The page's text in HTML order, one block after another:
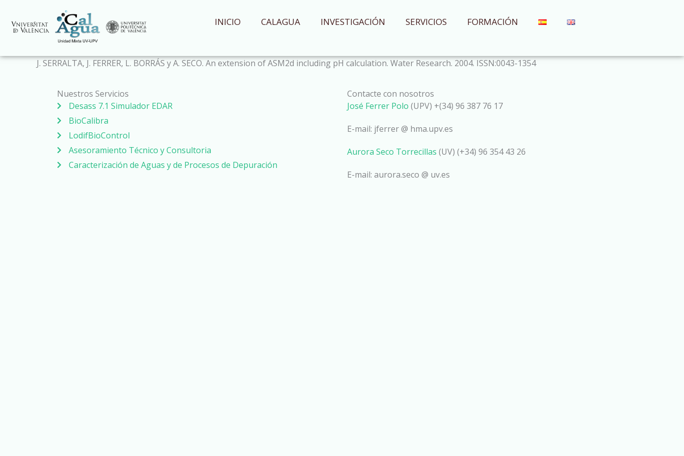
contenido
INICIO CALAGUA INVESTIGACIÓN SERVICIOS FORMACIÓN
J. SERRALTA, J. FERRER, L. BORRÁS y A. SECO. An extension of ASM2d including pH calculation. Water Research. 2004. ISSN:0043-1354
Nuestros Servicios
Desass 7.1 Simulador EDAR
BioCalibra
LodifBioControl
Asesoramiento Técnico y Consultoria
Caracterización de Aguas y de Procesos de Depuración
Contacte con nosotros
José Ferrer Polo (UPV) +(34) 96 387 76 17
E-mail: jferrer @ hma.upv.es
Aurora Seco Torrecillas (UV) (+34) 96 354 43 26
E-mail: aurora.seco @ uv.es